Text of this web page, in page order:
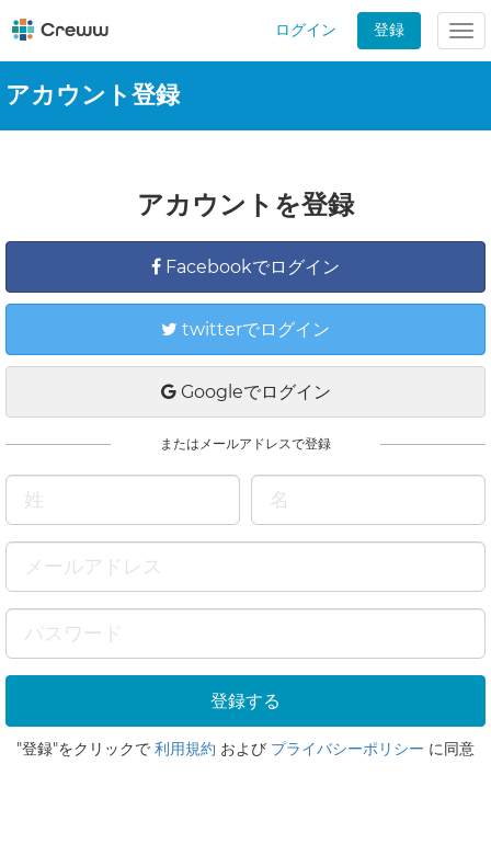
ログイン 登録
アカウント登録
アカウントを登録
Facebookでログイン
twitterでログイン
Googleでログイン
またはメールアドレスで登録
"登録"をクリックで 利用規約 および プライバシーポリシー に同意